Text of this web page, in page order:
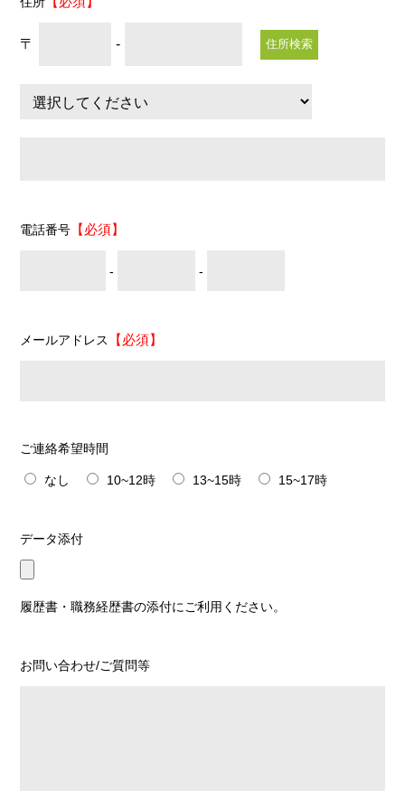
〒 - 住所検索
電話番号 【必須】
- -
メールアドレス 【必須】
ご連絡希望時間
なし 10~12時 13~15時 15~17時
データ添付
履歴書・職務経歴書の添付にご利用ください。
お問い合わせ/ご質問等